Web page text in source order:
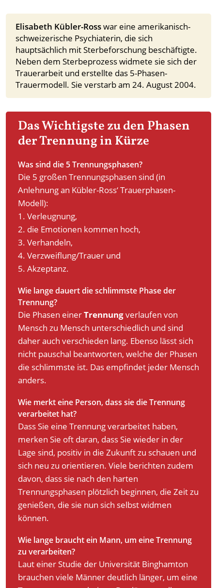
Elisabeth Kübler-Rosswar eine amerikanisch-
schweizerische Psychiaterin, die sich
hauptsächlich mit Sterbeforschung beschäftigte.
Neben dem Sterbeprozess widmete sie sich der
Trauerarbeit und erstellte das 5-Phasen-
Trauermodell. Sie verstarb am 24. August 2004.
Das Wichtigste zu den Phasen
der Trennung in Kürze
Was sind die 5 Trennungsphasen?
Die 5 großen Trennungsphasen sind (in
Anlehnung an Kübler-Ross‘ Trauerphasen-
Modell):
1. Verleugnung,
2. die Emotionen kommen hoch,
3. Verhandeln,
4. Verzweiflung/Trauer und
5. Akzeptanz.
Wie lange dauert die schlimmste Phase der
Trennung?
Die Phasen einerTrennungverlaufen von
Mensch zu Mensch unterschiedlich und sind
daher auch verschieden lang. Ebenso lässt sich
nicht pauschal beantworten, welche der Phasen
die schlimmste ist. Das empfindet jeder Mensch
anders.
Wie merkt eine Person, dass sie die Trennung
verarbeitet hat?
Dass Sie eine Trennung verarbeitet haben,
merken Sie oft daran, dass Sie wieder in der
Lage sind, positiv in die Zukunft zu schauen und
sich neu zu orientieren. Viele berichten zudem
davon, dass sie nach den harten
Trennungsphasen plötzlich beginnen, die Zeit zu
genießen, die sie nun sich selbst widmen
können.
Wie lange braucht ein Mann, um eine Trennung
zu verarbeiten?
Laut einer Studie der Universität Binghamton
brauchen viele Männer deutlich länger, um eine